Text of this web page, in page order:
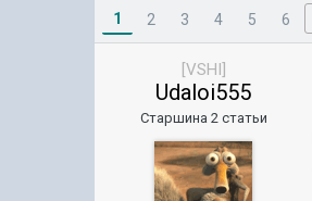
1 2 3 4 5 6
[VSHI]
Udaloi555
Старшина 2 статьи